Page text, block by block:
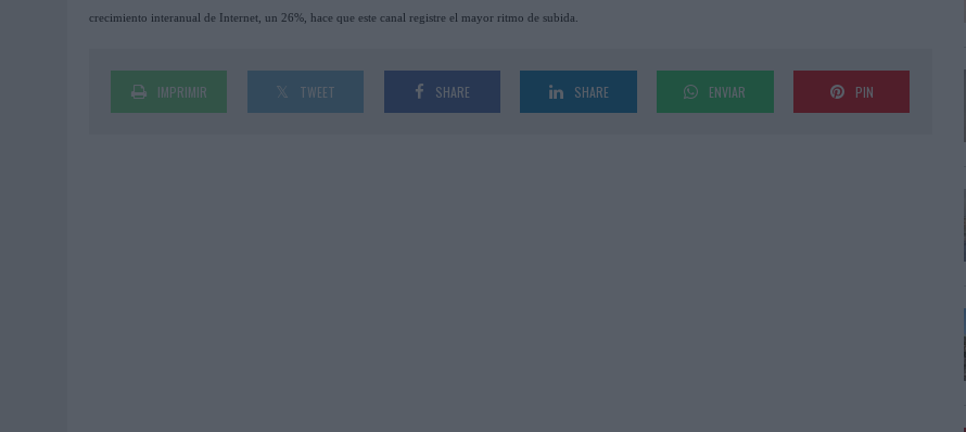
crecimiento interanual de Internet, un 26%, hace que este canal registre el mayor ritmo de subida.
IMPRIMIR TWEET SHARE SHARE ENVIAR PIN